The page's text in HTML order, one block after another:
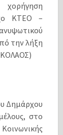
ΚΤΕΟ –
την λήξη
Δημάρχου
στο